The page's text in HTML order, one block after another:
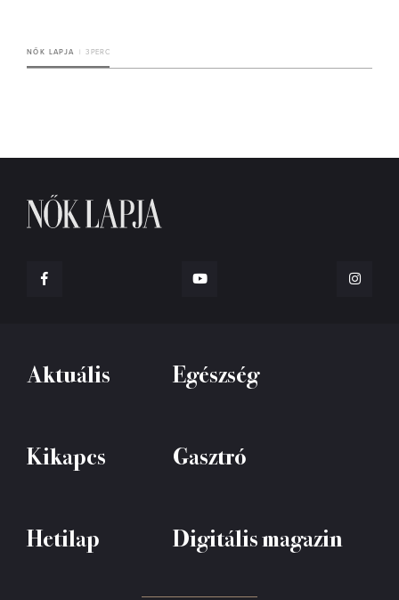
NŐK LAPJA 3 PERC
Aktuális Egészség
Kikapcs Gasztró
Hetilap Digitális magazin